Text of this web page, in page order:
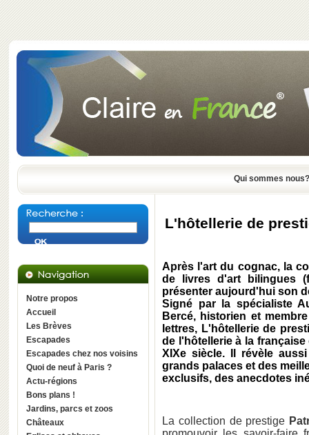
Qui sommes nous?
Notre propos
Accueil
Les Brèves
Escapades
Escapades chez nos voisins
Quoi de neuf à Paris ?
Actu-régions
Bons plans !
Jardins, parcs et zoos
Châteaux
L'hôtellerie de
Après l'art du cognac, la
de livres d'art bilingues
présenter aujourd'hui son
Signé par la spécialiste
Bercé, historien et
lettres, L'hôtellerie de
de l'hôtellerie à la
XIXe siècle. Il révèle
grands palaces et des
exclusifs, des anecdotes
La collection de prestige